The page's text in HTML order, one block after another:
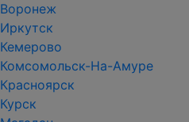
Воронеж
Иркутск
Кемерово
Комсомольск-На-Амуре
Красноярск
Курск